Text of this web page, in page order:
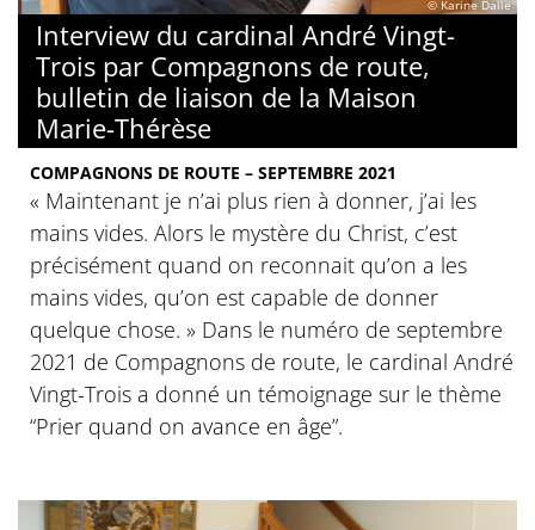
© Karine Dalle
Interview du cardinal André Vingt-
Trois par Compagnons de route,
bulletin de liaison de la Maison
Marie-Thérèse
COMPAGNONS DE ROUTE – SEPTEMBRE 2021
« Maintenant je n’ai plus rien à donner, j’ai les
mains vides. Alors le mystère du Christ, c’est
précisément quand on reconnait qu’on a les
mains vides, qu’on est capable de donner
quelque chose. » Dans le numéro de septembre
2021 de Compagnons de route, le cardinal André
Vingt-Trois a donné un témoignage sur le thème
“Prier quand on avance en âge”.